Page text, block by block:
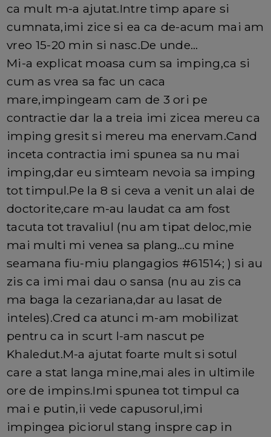
ca mult m-a ajutat.Intre timp apare si
cumnata,imi zice si ea ca de-acum mai am
vreo 15-20 min si nasc.De unde…
Mi-a explicat moasa cum sa imping,ca si
cum as vrea sa fac un caca
mare,impingeam cam de 3 ori pe
contractie dar la a treia imi zicea mereu ca
imping gresit si mereu ma enervam.Cand
inceta contractia imi spunea sa nu mai
imping,dar eu simteam nevoia sa imping
tot timpul.Pe la 8 si ceva a venit un alai de
doctorite,care m-au laudat ca am fost
tacuta tot travaliul (nu am tipat deloc,mie
mai multi mi venea sa plang…cu mine
seamana fiu-miu plangagios #61514; ) si au
zis ca imi mai dau o sansa (nu au zis ca
ma baga la cezariana,dar au lasat de
inteles).Cred ca atunci m-am mobilizat
pentru ca in scurt l-am nascut pe
Khaledut.M-a ajutat foarte mult si sotul
care a stat langa mine,mai ales in ultimile
ore de impins.Imi spunea tot timpul ca
mai e putin,ii vede capusorul,imi
impingea piciorul stang inspre cap in